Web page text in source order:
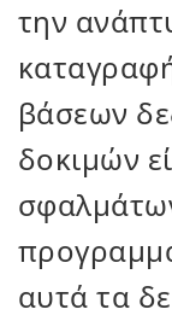
την
βάσεων
δοκιμών
αυτά τα